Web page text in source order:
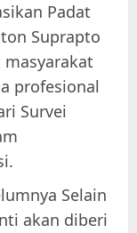
Padat
Suprapto
profesional
Survei
Selain
akan diberi